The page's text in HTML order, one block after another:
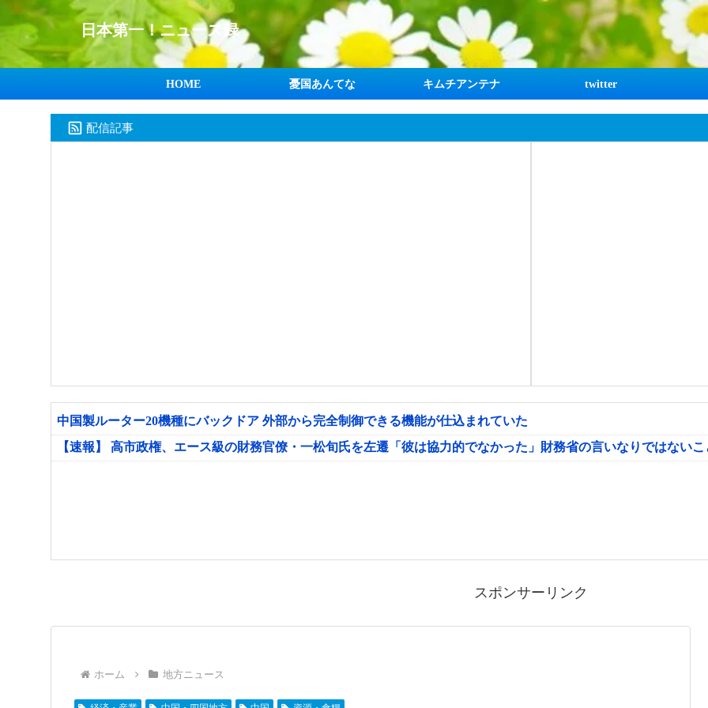
日本第一！ニュース録
HOME 憂国あんてな キムチアンテナ twitter
配信記事
中国製ルーター20機種にバックドア 外部から完全制御できる機能が仕込まれていた
【速報】 高市政権、エース級の財務官僚・一松旬氏を左遷「彼は協力的でなかった」財務省の言いなりではない
スポンサーリンク
ホーム 地方ニュース